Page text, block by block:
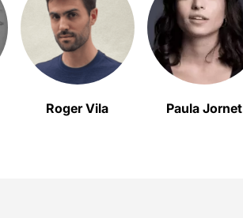
Roger Vila Paula Jornet